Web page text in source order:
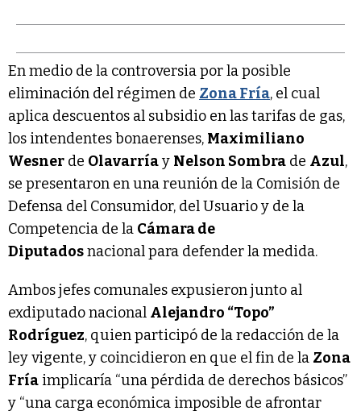
En medio de la controversia por la posible
eliminación del régimen de Zona Fría, el cual
aplica descuentos al subsidio en las tarifas de gas,
los intendentes bonaerenses, Maximiliano
Wesner de Olavarríay Nelson Sombra de Azul,
se presentaron en una reunión de la Comisión de
Defensa del Consumidor, del Usuario y de la
Competencia de la Cámara de
Diputadosnacional para defender la medida.
Ambos jefes comunales expusieron junto al
exdiputado nacional Alejandro “Topo”
Rodríguez, quien participó de la redacción de la
ley vigente, y coincidieron en que el fin de la Zona
Fría implicaría “una pérdida de derechos básicos”
y “una carga económica imposible de afrontar